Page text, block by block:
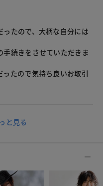
たので、大柄な自分には
続きをさせていただきま
たので気持ち良いお取引
と見る